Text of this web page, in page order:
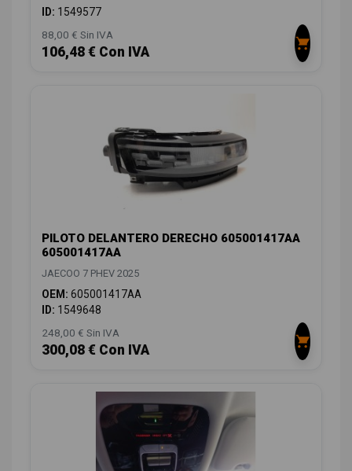
ID: 1549577
88,00 € Sin IVA
106,48 € Con IVA
PILOTO DELANTERO DERECHO 605001417AA
605001417AA
JAECOO 7 PHEV 2025
OEM: 605001417AA
ID: 1549648
248,00 € Sin IVA
300,08 € Con IVA